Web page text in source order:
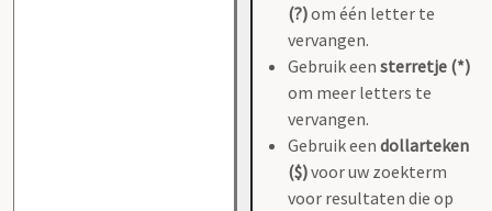
(?)om één letter te
vervangen.
Gebruik een sterretje (*)
om meer letters te
vervangen.
Gebruik een dollarteken
($)voor uw zoekterm
voor resultaten die op